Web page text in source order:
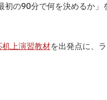
の90分で何を決めるか
上演習教材を出発点に、